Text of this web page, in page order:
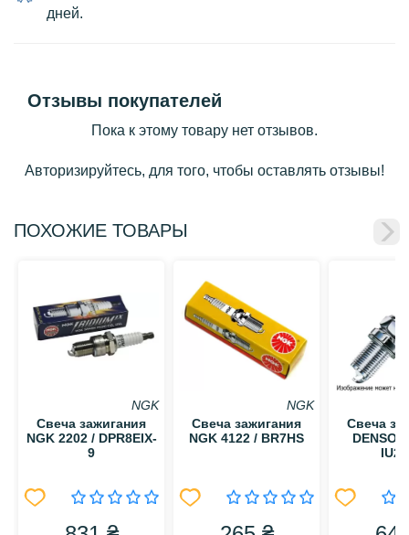
дней.
Отзывы покупателей
Пока к этому товару нет отзывов.
Авторизируйтесь, для того, чтобы оставлять отзывы!
ПОХОЖИЕ ТОВАРЫ
NGK
Свеча зажигания
NGK 2202 / DPR8EIX-
9
NGK
Свеча зажигания
NGK 4122 / BR7HS
Свеча
DENSO